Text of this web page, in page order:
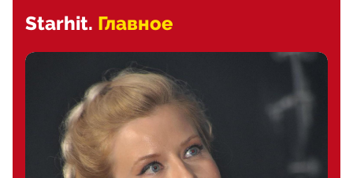
Starhit. Главное